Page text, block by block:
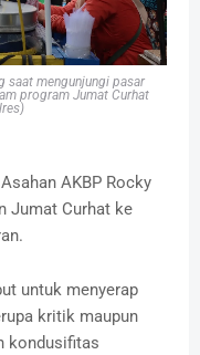
saat mengunjungi pasar
program Jumat Curhat
AKBP Rocky
Jumat Curhat ke
untuk menyerap
kritik maupun
kondusifitas